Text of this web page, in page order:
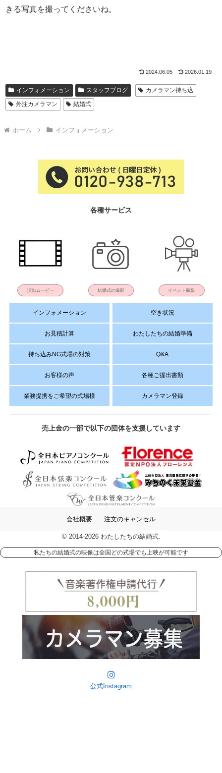
きる写真を撮ってくださいね。
2024.06.05 2026.01.19
インフォメーション スタッフブログ
カメラマン持ち込
外注カメラマン
結婚式
ホーム インフォメーション
各種サービス
演出ムービー 結婚式の撮影 イベント撮影
インフォメーション 空き状況
お見積計算 わたしたちの結婚準備
持ち込みNG式場の対策 Q&A
お客様の声 各種ご提出書類
業務提携をご希望の式場様 カメラマン登録
売上金の一部で以下の団体を支援しています
会社概要 注文のキャンセル
© 2014-2026 わたしたちの結婚式.
私たちの結婚式の映像は全国どの式場でも上映が可能です
公式Instagram